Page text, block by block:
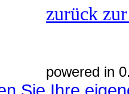
zurück
powered in
Sie Ihre